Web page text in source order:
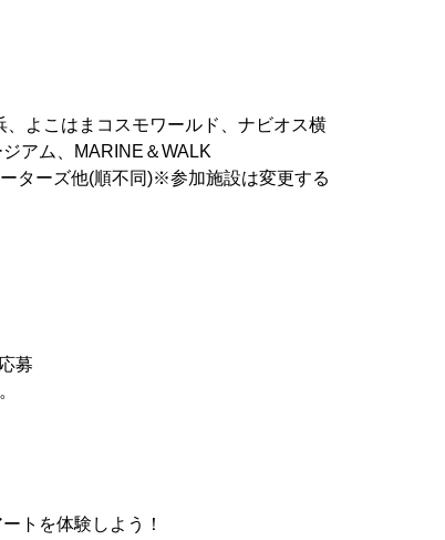
よこはまコスモワールド、ナビオス横
アム、MARINE＆WALK
ターズ他(順不同)※参加施設は変更する
募
トを体験しよう！